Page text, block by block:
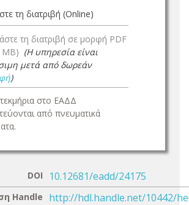
τη διατριβή (Online)
τη διατριβή σε μορφή PDF
MB) (Η υπηρεσία είναι
μετά από δωρεάν
)
στο ΕΑΔΔ
από πνευματικά
DOI 10.12681/eadd/24175
Handle http://hdl.handle.net/10442/